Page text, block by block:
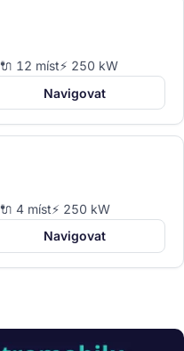
🔌 12 míst⚡ 250 kW
Navigovat
🔌 4 míst⚡ 250 kW
Navigovat